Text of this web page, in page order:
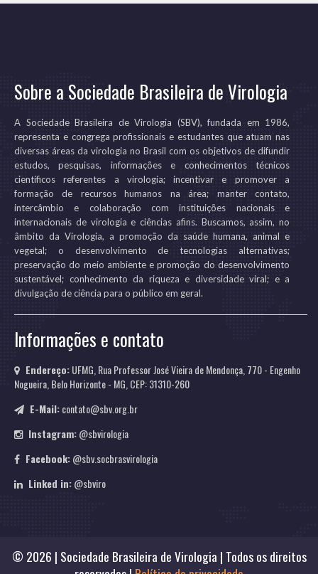
Sobre a Sociedade Brasileira de Virologia
A Sociedade Brasileira de Virologia (SBV), fundada em 1986,
representa e congrega profissionais e estudantes que atuam nas
diversas áreas da virologia no Brasil com os objetivos de difundir
estudos, pesquisas, informações e conhecimentos técnicos
científicos referentes a virologia; incentivar e promover a
formação de recursos humanos na área; manter contato,
intercâmbio e colaboração com instituições nacionais e
internacionais de virologia e ciências afins. Buscamos, assim, no
âmbito da Virologia, a promoção da saúde humana, animal e
vegetal; o desenvolvimento de tecnologias alternativas;
preservação do meio ambiente e promoção do desenvolvimento
sustentável; conhecimento da riqueza e diversidade viral; e a
divulgação de ciência para o público em geral.
Informações e contato
Endereço:UFMG, Rua Professor José Vieira de Mendonça, 770 - Engenho
Nogueira, Belo Horizonte - MG, CEP: 31310-260
E-Mail:contato@sbv.org.br
Instagram:@sbvirologia
Facebook:@sbv.socbrasvirologia
Linked in:@sbviro
© 2026 | Sociedade Brasileira de Virologia | Todos os direitos